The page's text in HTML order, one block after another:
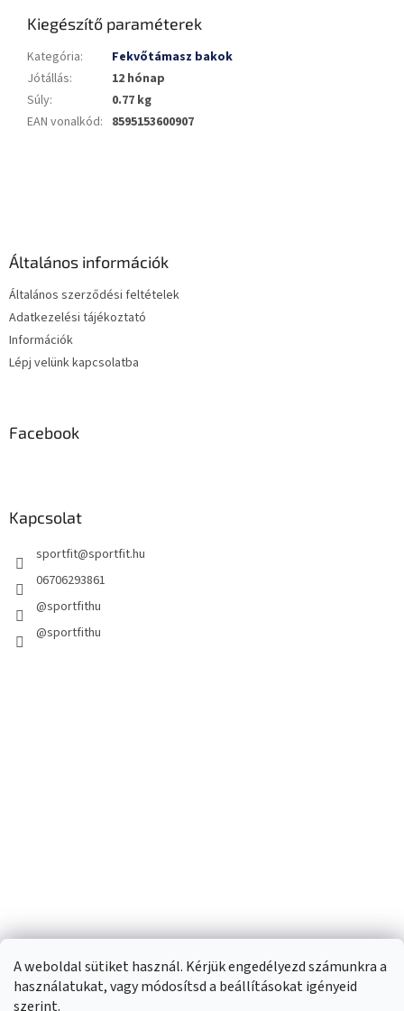
A weboldal sütiket használ. Kérjük engedélyezd számunkra a
használatukat, vagy módosítsd a beállításokat igényeid
szerint.
Kiegészítő paraméterek
Kategória:
Fekvőtámasz bakok
Jótállás:
12 hónap
Súly:
0.77 kg
EAN vonalkód: 8595153600907
Általános információk
Általános szerződési feltételek
Adatkezelési tájékoztató
Információk
Lépj velünk kapcsolatba
Facebook
Kapcsolat
sportfit@sportfit.hu
06706293861
@sportfithu
@sportfithu